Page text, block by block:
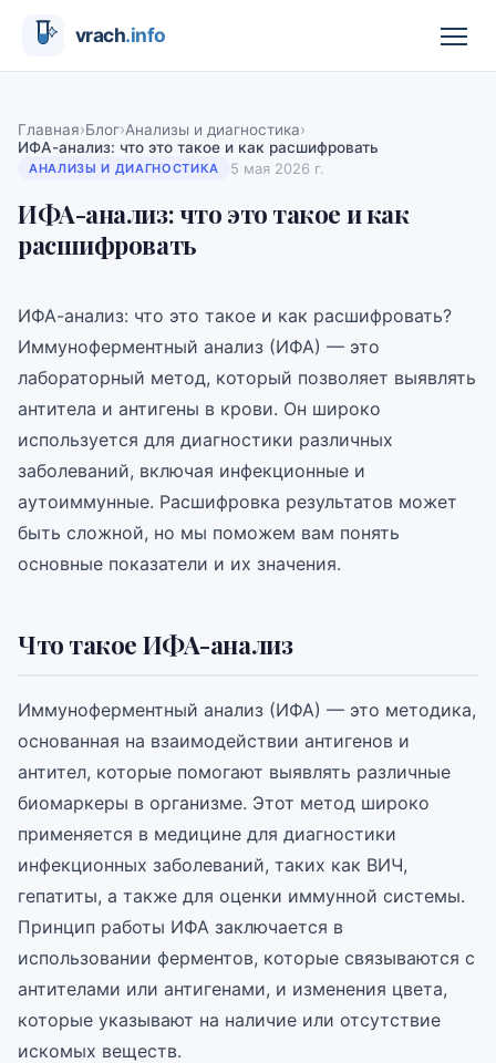
Главная›Блог›Анализы и диагностика›
ИФА-анализ: что это такое и как расшифровать
АНАЛИЗЫ И ДИАГНОСТИКА 5 мая 2026 г.
ИФА-анализ: что это такое и как
расшифровать
ИФА-анализ: что это такое и как расшифровать?
Иммуноферментный анализ (ИФА) — это
лабораторный метод, который позволяет выявлять
антитела и антигены в крови. Он широко
используется для диагностики различных
заболеваний, включая инфекционные и
аутоиммунные. Расшифровка результатов может
быть сложной, но мы поможем вам понять
основные показатели и их значения.
Что такое ИФА-анализ
Иммуноферментный анализ (ИФА) — это методика,
основанная на взаимодействии антигенов и
антител, которые помогают выявлять различные
биомаркеры в организме. Этот метод широко
применяется в медицине для диагностики
инфекционных заболеваний, таких как ВИЧ,
гепатиты, а также для оценки иммунной системы.
Принцип работы ИФА заключается в
использовании ферментов, которые связываются с
антителами или антигенами, и изменения цвета,
которые указывают на наличие или отсутствие
искомых веществ.